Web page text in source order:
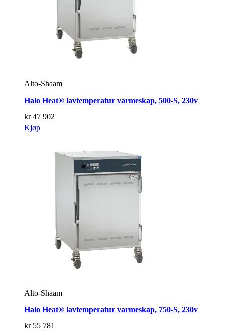
Alto-Shaam
Halo Heat® lavtemperatur varmeskap, 500-S, 230v
kr47 902
Kjøp
Alto-Shaam
Halo Heat® lavtemperatur varmeskap, 750-S, 230v
kr55 781